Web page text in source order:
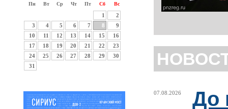
Пн Вт Ср Чт Пт Сб Вс
1
2
3
4 5 6 7 8
9
10
11 12 13 14 15
16
17
18 19 20 21 22
23
24
25 26 27 28 29
30
31
07.08.2026
До